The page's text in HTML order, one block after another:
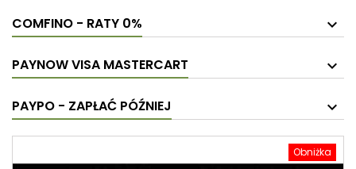
COMFINO - RATY 0%
PAYNOW VISA MASTERCART
PAYPO - ZAPŁAĆ PÓŹNIEJ
Obniżka